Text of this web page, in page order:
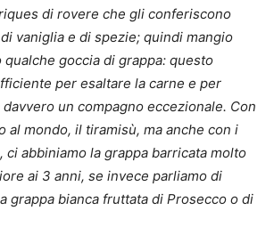
di rovere che gli conferiscono
vaniglia e di spezie; quindi mangio
goccia di grappa: questo
per esaltare la carne e per
un compagno eccezionale. Con
al mondo, il tiramisù, ma anche con i
ci abbiniamo la grappa barricata molto
ai 3 anni, se invece parliamo di
grappa bianca fruttata di Prosecco o di